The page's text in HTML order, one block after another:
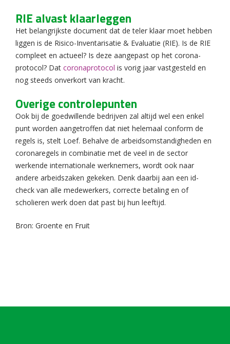
RIE alvast klaarleggen
Het belangrijkste document dat de teler klaar moet hebben
liggen is de Risico-Inventarisatie & Evaluatie (RIE). Is de RIE
compleet en actueel? Is deze aangepast op het corona-
protocol? Dat coronaprotocol is vorig jaar vastgesteld en
nog steeds onverkort van kracht.
Overige controlepunten
Ook bij de goedwillende bedrijven zal altijd wel een enkel
punt worden aangetroffen dat niet helemaal conform de
regels is, stelt Loef. Behalve de arbeidsomstandigheden en
coronaregels in combinatie met de veel in de sector
werkende internationale werknemers, wordt ook naar
andere arbeidszaken gekeken. Denk daarbij aan een id-
check van alle medewerkers, correcte betaling en of
scholieren werk doen dat past bij hun leeftijd.
Bron: Groente en Fruit